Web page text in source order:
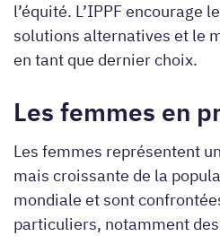
l’équité. L’IPPF encourage
solutions alternatives et le
en tant que dernier choix.
Les femmes en
Les femmes représentent
mais croissante de la
mondiale et sont
particuliers, notamment